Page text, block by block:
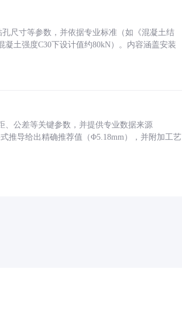
尺寸等参数，并依据专业标准（如《混凝土结
土强度C30下设计值约80kN）。内容涵盖安装
、公差等关键参数，并提供专业数据来源
推导给出精确推荐值（Φ5.18mm），并附加工艺